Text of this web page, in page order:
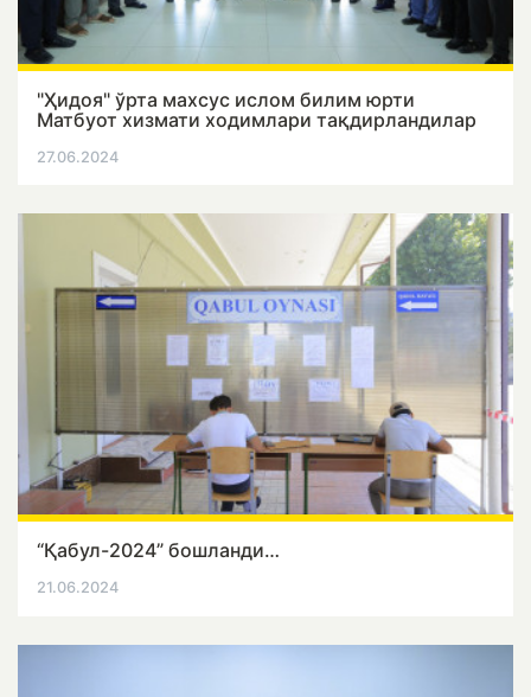
"Ҳидоя" ўрта махсус ислом билим юрти
Матбуот хизмати ходимлари тақдирландилар
27.06.2024
“Қабул-2024” бошланди…
21.06.2024